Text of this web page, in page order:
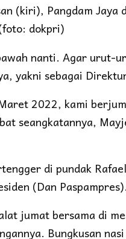
(kiri), Pangdam
dokpri)
nanti. Agar urut-
yakni sebagai
2022, kami
seangkatannya,
di pundak
(Dan
jumat bersama di
Bungkusan